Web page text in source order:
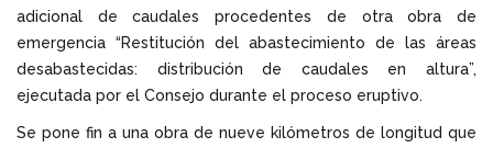
adicional de caudales procedentes de otra obra de
emergencia “Restitución del abastecimiento de las áreas
desabastecidas: distribución de caudales en altura”,
ejecutada por el Consejo durante el proceso eruptivo.
Se pone fin a una obra de nueve kilómetros de longitud que